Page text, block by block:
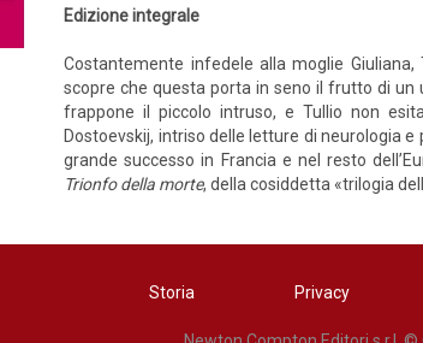
Edizione integrale
Costantemente infedele alla moglie
scopre che questa porta in seno il frutto di un
frappone il piccolo intruso, e Tullio non
Dostoevskij, intriso delle letture di neurologia
grande successo in Francia e nel resto
Trionfo della morte, della cosiddetta «trilogia
Storia Privacy